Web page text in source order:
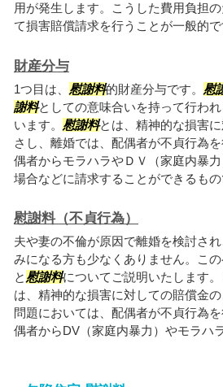
用が発生します。こうした費用負担
て損害賠償請求を行うことが一般的
財産分与
1つ目は、 慰謝料的財産分与です。 慰
謝料としての意味合いを持って行わ
います。 慰謝料とは、精神的な損害
さし、離婚では、配偶者が不貞行為
偶者からモラハラやＤＶ（家庭内暴
場合などに請求することができるもの
慰謝料（不貞行為）
夫や妻の不倫が原因で離婚を検討され
みになる方も少なくありません。こ
と 慰謝料についてご説明いたします
は、精神的な損害に対しての賠償金
問題においては、配偶者が不貞行為
偶者からDV（家庭内暴力）やモラハ